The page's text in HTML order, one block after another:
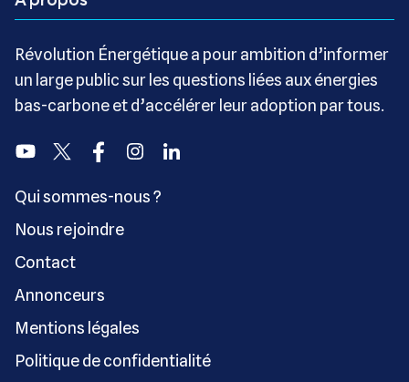
Révolution Énergétique a pour ambition d’informer
un large public sur les questions liées aux énergies
bas-carbone et d’accélérer leur adoption par tous.
YoutubeTwitter FacebookInstagramLinkedin
Qui sommes-nous ?
Nous rejoindre
Contact
Annonceurs
Mentions légales
Politique de confidentialité